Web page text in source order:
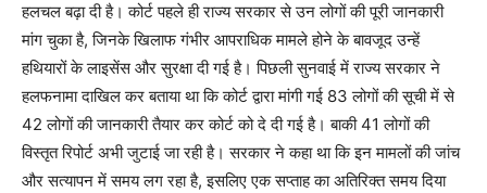
हलचल बढ़ा दी है। कोर्ट पहले ही राज्य सरकार से उन लोगों की पूरी जानकारी
मांग चुका है, जिनके खिलाफ गंभीर आपराधिक मामले होने के बावजूद उन्हें
हथियारों के लाइसेंस और सुरक्षा दी गई है। पिछली सुनवाई में राज्य सरकार ने
हलफनामा दाखिल कर बताया था कि कोर्ट द्वारा मांगी गई 83 लोगों की सूची में से
42 लोगों की जानकारी तैयार कर कोर्ट को दे दी गई है। बाकी 41 लोगों की
विस्तृत रिपोर्ट अभी जुटाई जा रही है। सरकार ने कहा था कि इन मामलों की जांच
और सत्यापन में समय लग रहा है, इसलिए एक सप्ताह का अतिरिक्त समय दिया